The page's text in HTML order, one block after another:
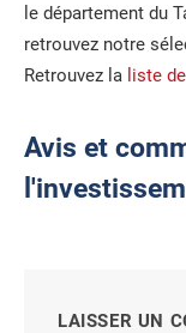
le département du
retrouvez notre
Retrouvez la liste
Avis et
LAISSER UN